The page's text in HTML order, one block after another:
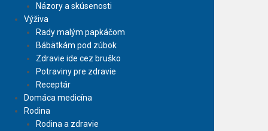
Názory a skúsenosti
Výživa
Rady malým papkáčom
Bábätkám pod zúbok
Zdravie ide cez bruško
Potraviny pre zdravie
Receptár
Domáca medicína
Rodina
Rodina a zdravie